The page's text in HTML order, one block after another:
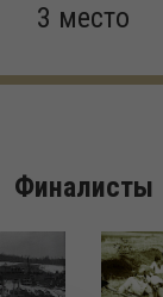
3 место
Финалисты